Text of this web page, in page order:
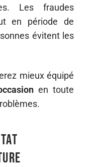
Les fraudes
en période de
évitent les
mieux équipé
en toute